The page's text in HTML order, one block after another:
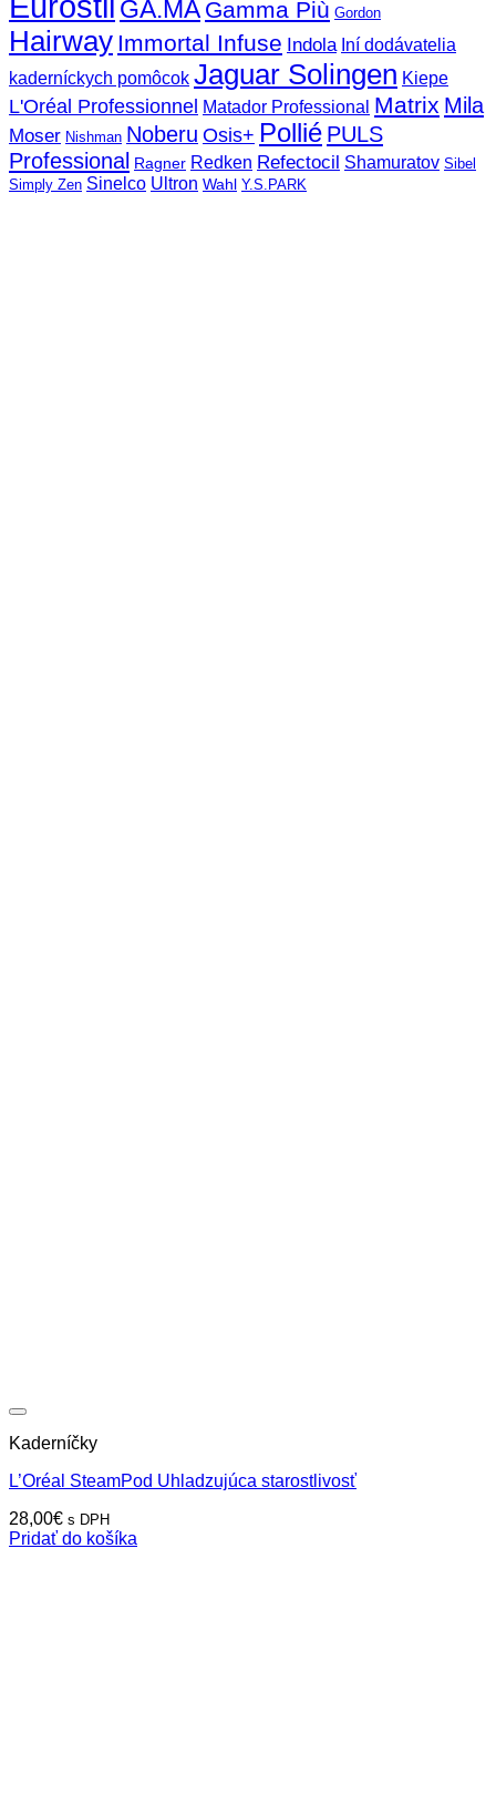
GA.MA Gamma Più Gordon
Hairway Immortal Infuse Indola Iní dodávatelia
kaderníckych pomôcok Jaguar Solingen Kiepe
L'Oréal Professionnel Matador Professional Matrix Mila
Moser Nishman Noberu Osis+ Pollié PULS
Professional Ragner Redken Refectocil Shamuratov Sibel
Simply Zen Sinelco Ultron Wahl Y.S.PARK
Kaderníčky
L’Oréal SteamPod Uhladzujúca starostlivosť
28,00€ s DPH
Pridať do košíka